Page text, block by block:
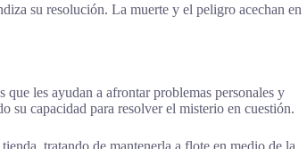
su resolución. La muerte y el peligro acechan en
les ayudan a afrontar problemas personales y
su capacidad para resolver el misterio en cuestión.
tratando de mantenerla a flote en medio de la